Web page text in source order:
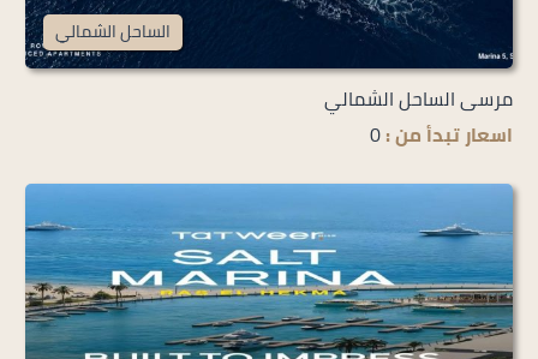
الساحل الشمالي
مرسى الساحل الشمالي
اسعار تبدأ من :0